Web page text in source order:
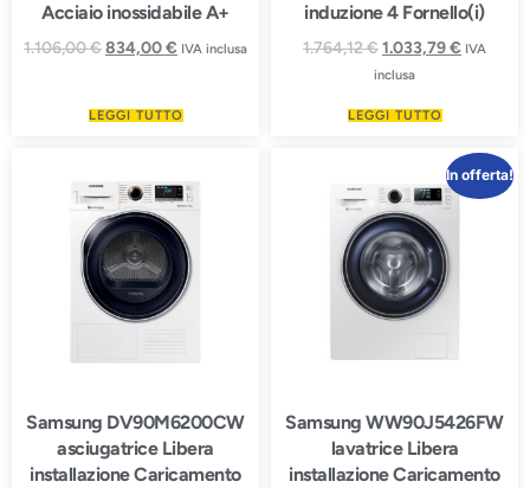
Acciaio inossidabile A+
1.106,00€834,00€ IVA inclusa
LEGGI TUTTO
induzione 4 Fornello(i)
1.764,12€1.033,79€ IVA
inclusa
LEGGI TUTTO
Samsung DV90M6200CW
asciugatrice Libera
installazione Caricamento
In offerta!
Samsung WW90J5426FW
lavatrice Libera
installazione Caricamento